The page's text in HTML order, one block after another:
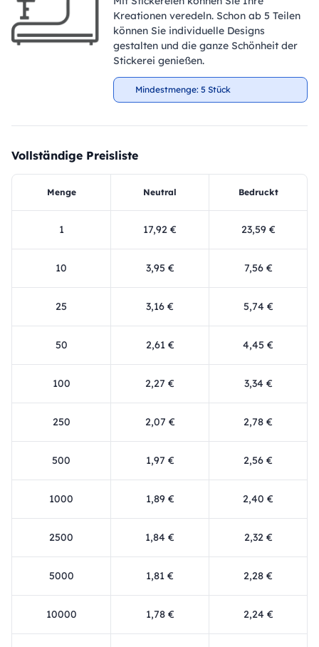
Kreationen veredeln. Schon ab 5 Teilen
können Sie individuelle Designs
gestalten und die ganze Schönheit der
Stickerei genießen.
Mindestmenge: 5 Stück
Vollständige Preisliste
Menge Neutral Bedruckt
1 17,92 € 23,59 €
10 3,95 € 7,56 €
25 3,16 € 5,74 €
50 2,61 € 4,45 €
100 2,27 € 3,34 €
250 2,07 € 2,78 €
500 1,97 € 2,56 €
1000 1,89 € 2,40 €
2500 1,84 € 2,32 €
5000 1,81 € 2,28 €
10000 1,78 € 2,24 €